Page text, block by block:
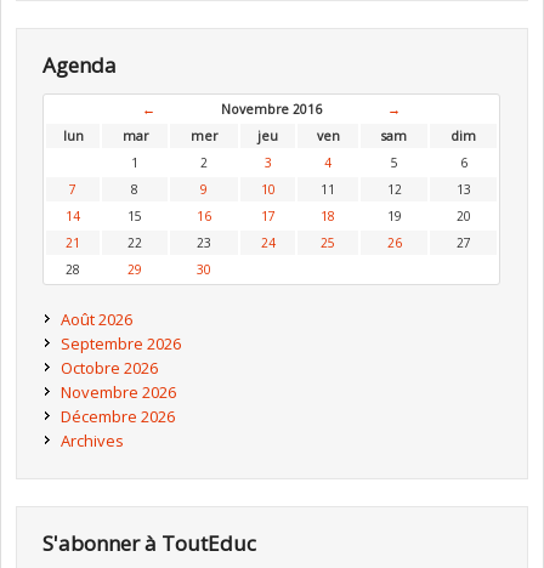
Agenda
← Novembre 2016
→
lun
mar mer jeu ven sam
dim
1
2 3 4 5
6
7
8 9 10 11 12
13
14
15 16 17 18 19
20
21
22 23 24 25 26
27
28
29 30
Août 2026
Septembre 2026
Octobre 2026
Novembre 2026
Décembre 2026
Archives
S'abonner à ToutEduc